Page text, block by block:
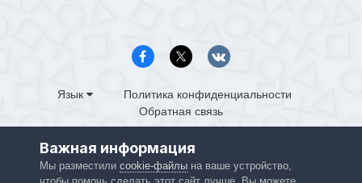
Язык
Политика конфиденциальности
Обратная связь
Powered by Invision Community
Важная информация
Мы разместили cookie-файлына ваше устройство,